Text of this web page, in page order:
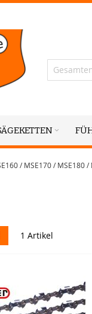
/ MSE170 / MSE180
1 Artikel